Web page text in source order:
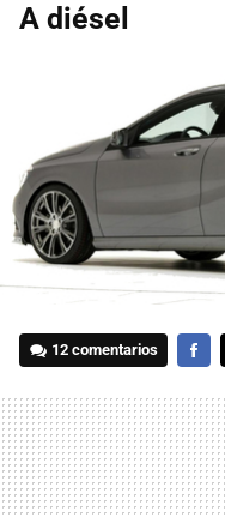
A diésel
12 comentarios